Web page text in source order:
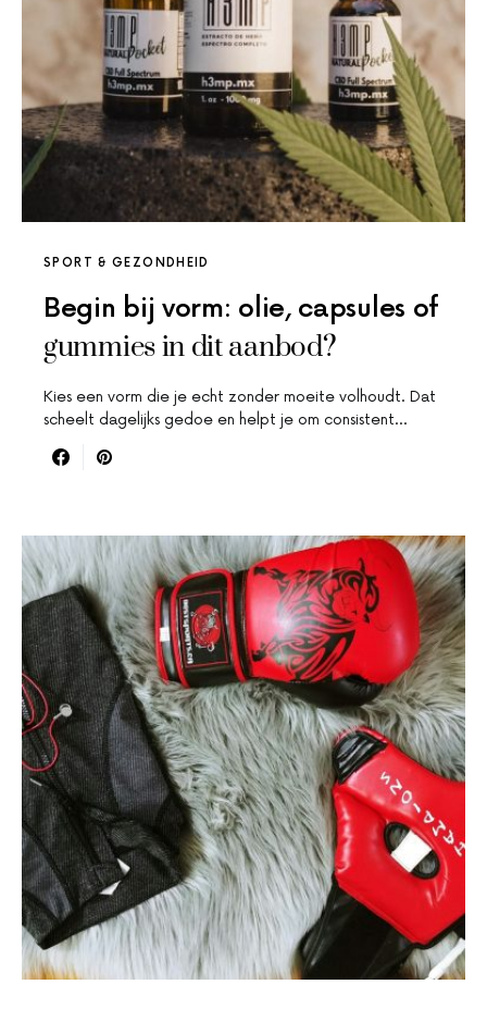
SPORT & GEZONDHEID
Begin bij vorm: olie, capsules of
gummies in dit aanbod?
Kies een vorm die je echt zonder moeite volhoudt. Dat
scheelt dagelijks gedoe en helpt je om consistent…